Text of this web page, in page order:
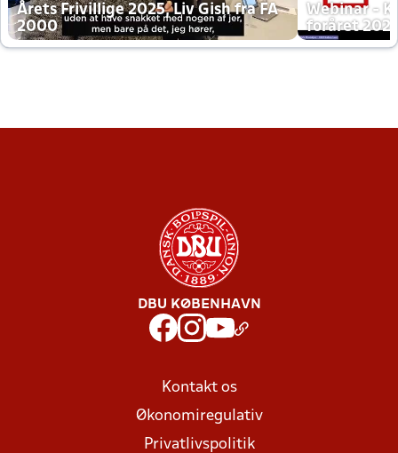
Årets Frivillige 2025, Liv Gish fra FA
2000
Webinar -
foråret
DBU KØBENHAVN
Kontakt os
Økonomiregulativ
Privatlivspolitik